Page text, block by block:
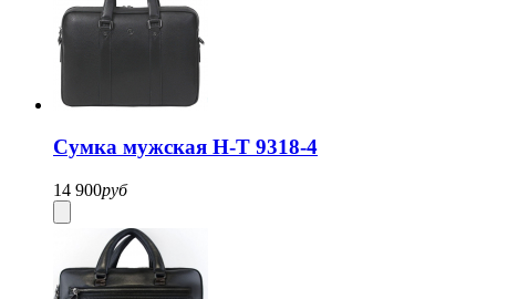
Сумка мужская H-T 9318-4
14 900руб